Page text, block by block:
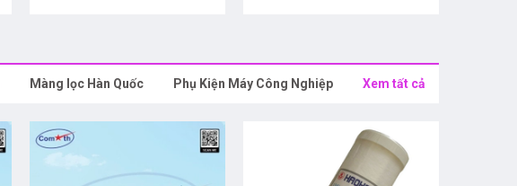
Màng lọc Hàn Quốc Phụ Kiện Máy Công Nghiệp Xem tất cả